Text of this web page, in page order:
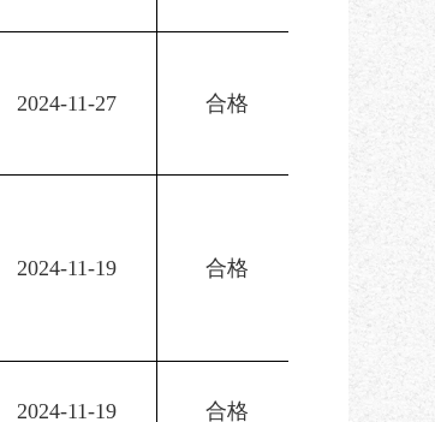
2024-11-27 合格
2024-11-19 合格
2024-11-19 合格